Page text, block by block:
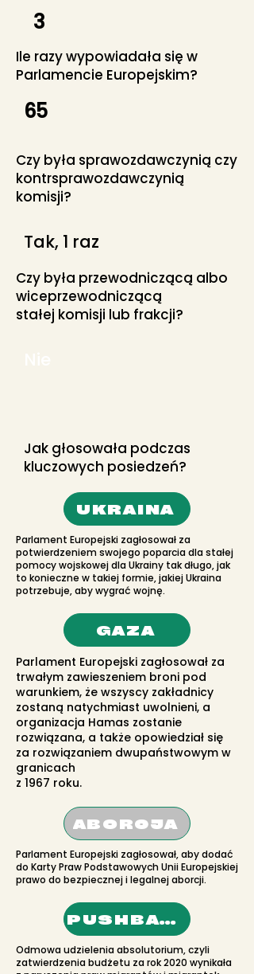
3
Ile razy wypowiadała się w
Parlamencie Europejskim?
65
Czy była sprawozdawczynią czy
kontrsprawozdawczynią
komisji?
Tak, 1 raz
Czy była przewodniczącą albo
wiceprzewodniczącą
stałej komisji lub frakcji?
Jak głosowała podczas
kluczowych posiedzeń?
UKRAINA
Parlament Europejski zagłosował za
potwierdzeniem swojego poparcia dla stałej
pomocy wojskowej dla Ukrainy tak długo, jak
to konieczne w takiej formie, jakiej Ukraina
potrzebuje, aby wygrać wojnę.
GAZA
Parlament Europejski zagłosował za
trwałym zawieszeniem broni pod
warunkiem, że wszyscy zakładnicy
zostaną natychmiast uwolnieni, a
organizacja Hamas zostanie
rozwiązana, a także opowiedział się
za rozwiązaniem dwupaństwowym w
granicach
z 1967 roku.
ABORCJA
Parlament Europejski zagłosował, aby dodać
do Karty Praw Podstawowych Unii Europejskiej
prawo do bezpiecznej i legalnej aborcji.
PUSHBACKI
Odmowa udzielenia absolutorium, czyli
zatwierdzenia budżetu za rok 2020 wynikała